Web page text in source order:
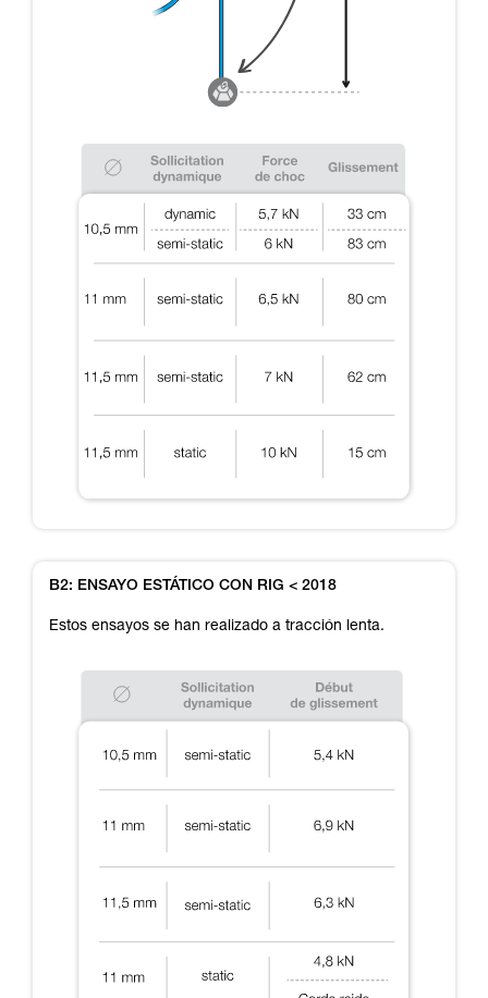
B2: ENSAYO ESTÁTICO CON RIG < 2018
Estos ensayos se han realizado a tracción lenta.